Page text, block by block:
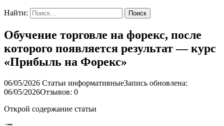
Найти:
Обучение торговле на форекс, после
которого появляется результат — курс
«Прибыль на Форекс»
06/05/2026 Статьи информативныеЗапись обновлена:
06/05/2026Отзывов: 0
Открой содержание статьи